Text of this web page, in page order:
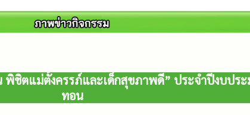
พิชิตแม่ตั้งครรภ์และเด็กสุขภาพดี” ประจำปีงบป
ทอน